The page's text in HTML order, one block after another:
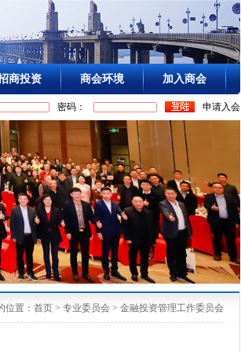
商投资 商会环境 加入商会
密码： 申请入会
位置： 首页> 专业委员会> 金融投资管理工作委员会